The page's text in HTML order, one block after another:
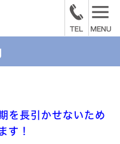
を長引かせないため
す！